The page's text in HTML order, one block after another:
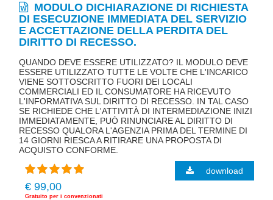
MODULO DICHIARAZIONE DI RICHIESTA
DI ESECUZIONE IMMEDIATA DEL SERVIZIO
E ACCETTAZIONE DELLA PERDITA DEL
DIRITTO DI RECESSO.
QUANDO DEVE ESSERE UTILIZZATO? IL MODULO DEVE
ESSERE UTILIZZATO TUTTE LE VOLTE CHE L'INCARICO
VIENE SOTTOSCRITTO FUORI DEI LOCALI
COMMERCIALI ED IL CONSUMATORE HA RICEVUTO
L'INFORMATIVA SUL DIRITTO DI RECESSO. IN TAL CASO
SE RICHIEDE CHE L'ATTIVITÀ DI INTERMEDIAZIONE INIZI
IMMEDIATAMENTE, PUÒ RINUNCIARE AL DIRITTO DI
RECESSO QUALORA L'AGENZIA PRIMA DEL TERMINE DI
14 GIORNI RIESCA A RITIRARE UNA PROPOSTA DI
ACQUISTO CONFORME.
€ 99,00
Gratuito per i convenzionati
download